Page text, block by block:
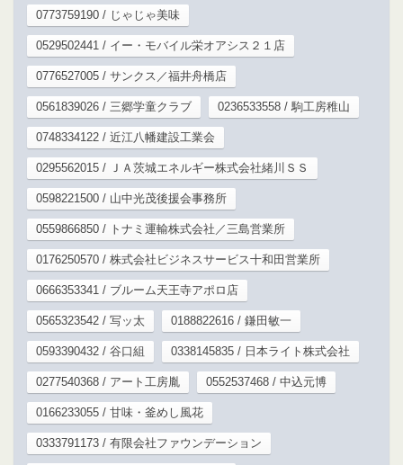
0773759190 / じゃじゃ美味
0529502441 / イー・モバイル栄オアシス２１店
0776527005 / サンクス／福井舟橋店
0561839026 / 三郷学童クラブ 0236533558 / 駒工房稚山
0748334122 / 近江八幡建設工業会
0295562015 / ＪＡ茨城エネルギー株式会社緒川ＳＳ
0598221500 / 山中光茂後援会事務所
0559866850 / トナミ運輸株式会社／三島営業所
0176250570 / 株式会社ビジネスサービス十和田営業所
0666353341 / ブルーム天王寺アポロ店
0565323542 / 写ッ太 0188822616 / 鎌田敏一
0593390432 / 谷口組 0338145835 / 日本ライト株式会社
0277540368 / アート工房胤 0552537468 / 中込元博
0166233055 / 甘味・釜めし風花
0333791173 / 有限会社ファウンデーション